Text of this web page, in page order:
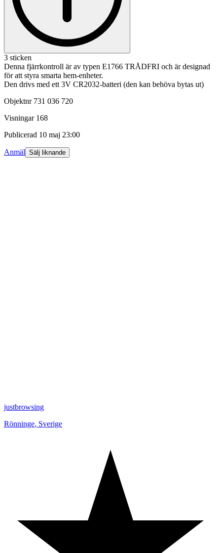
3 sticken
Denna fjärrkontroll är av typen E1766 TRÅDFRI och är designad
för att styra smarta hem-enheter.
Den drivs med ett 3V CR2032-batteri (den kan behöva bytas ut)
Objektnr 731 036 720
Visningar 168
Publicerad 10 maj 23:00
Anmäl Sälj liknande
justbrowsing
Rönninge, Sverige